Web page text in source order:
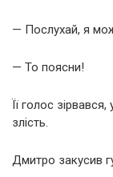
— Послухай, я
— То поясни!
Її голос
злість.
Дмитро закусив